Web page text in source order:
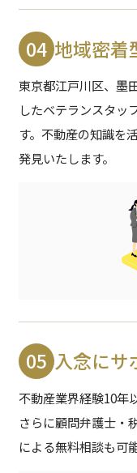
04 地域密着
東京都江戸川区、墨
したベテランスタッ
す。 不動産の知識を
発見いたします。
05 入念にサ
不動産業界経験10年
さらに顧問弁護士・
による無料相談も可